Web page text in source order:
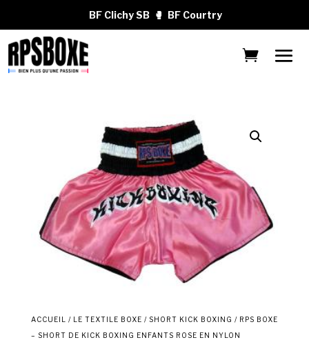
BF Clichy SB 🥊 BF Courtry
ACCUEIL / LE TEXTILE BOXE / SHORT KICK BOXING / RPS BOXE
– SHORT DE KICK BOXING ENFANTS ROSE EN NYLON